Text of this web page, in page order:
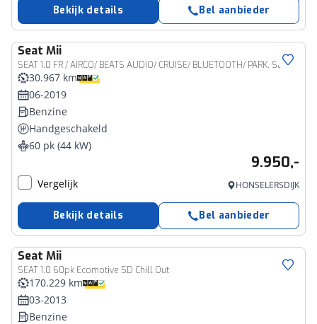
Bekijk details Bel aanbieder
Seat Mii
SEAT 1.0 FR / AIRCO/ BEATS AUDIO/ CRUISE/ BLUETOOTH/ PARK. SENSOREN/ AUTOM. VERLICHTING/ 16" LMV
30.967 km
06-2019
Benzine
Handgeschakeld
60 pk (44 kW)
9.950,-
Vergelijk HONSELERSDIJK
Bekijk details Bel aanbieder
Seat Mii
SEAT 1.0 60pk Ecomotive 5D Chill Out
170.229 km
03-2013
Benzine